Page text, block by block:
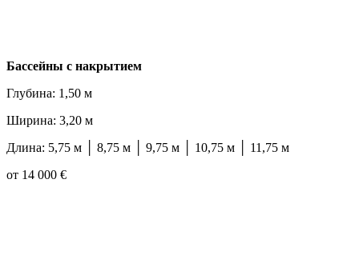
Бассейны с накрытием
Глубина: 1,50 м
Ширина: 3,20 м
Длина: 5,75 м │ 8,75 м │ 9,75 м │ 10,75 м │ 11,75 м
от 14 000 €